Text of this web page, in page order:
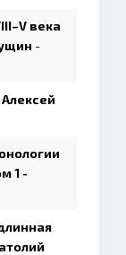
века
-
1 -